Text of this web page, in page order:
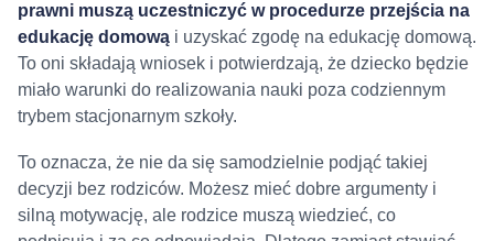
prawni muszą uczestniczyć w procedurze przejścia na
edukację domową i uzyskać zgodę na edukację domową.
To oni składają wniosek i potwierdzają, że dziecko będzie
miało warunki do realizowania nauki poza codziennym
trybem stacjonarnym szkoły.
To oznacza, że nie da się samodzielnie podjąć takiej
decyzji bez rodziców. Możesz mieć dobre argumenty i
silną motywację, ale rodzice muszą wiedzieć, co